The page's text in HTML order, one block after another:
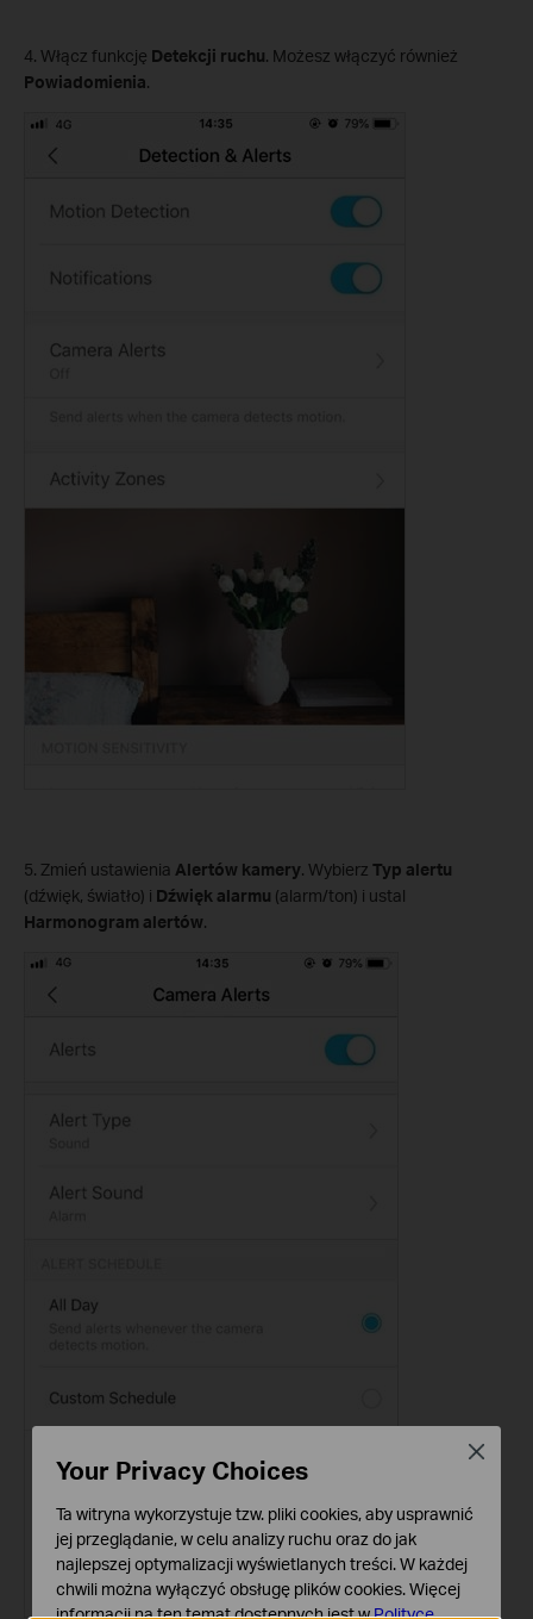
4. Włącz funkcję Detekcji ruchu. Możesz włączyć również
Powiadomienia.
5. Zmień ustawienia Alertów kamery. Wybierz Typ alertu
(dźwięk, światło) i Dźwięk alarmu (alarm/ton) i ustal
Harmonogram alertów.
Your Privacy Choices
Ta witryna wykorzystuje tzw. pliki cookies, aby usprawnić
jej przeglądanie, w celu analizy ruchu oraz do jak
najlepszej optymalizacji wyświetlanych treści. W każdej
chwili można wyłączyć obsługę plików cookies. Więcej
informacji na ten temat dostępnych jest wPolityce
Close